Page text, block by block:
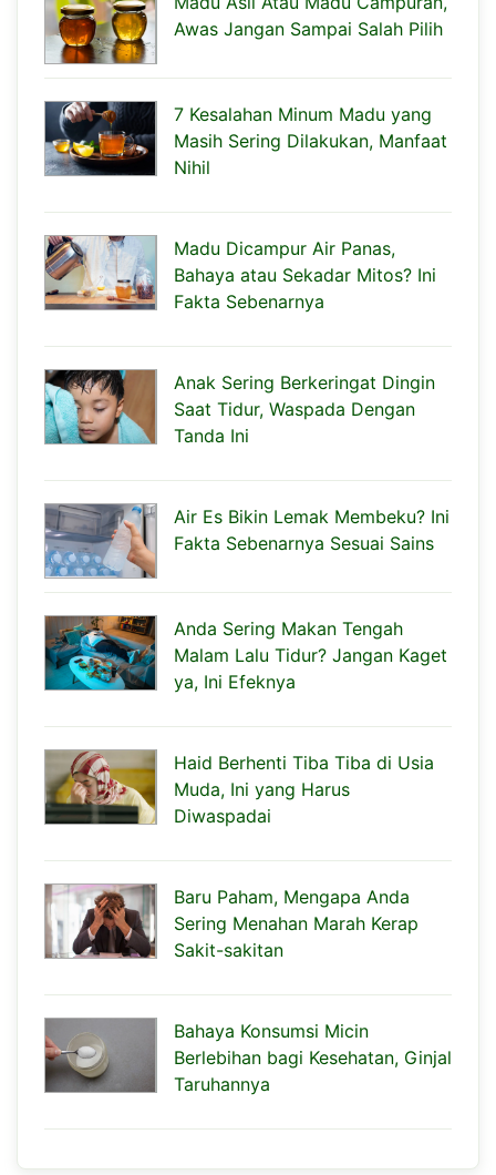
Awas Jangan Sampai Salah Pilih
7 Kesalahan Minum Madu yang
Masih Sering Dilakukan, Manfaat
Nihil
Madu Dicampur Air Panas,
Bahaya atau Sekadar Mitos? Ini
Fakta Sebenarnya
Anak Sering Berkeringat Dingin
Saat Tidur, Waspada Dengan
Tanda Ini
Air Es Bikin Lemak Membeku? Ini
Fakta Sebenarnya Sesuai Sains
Anda Sering Makan Tengah
Malam Lalu Tidur? Jangan Kaget
ya, Ini Efeknya
Haid Berhenti Tiba Tiba di Usia
Muda, Ini yang Harus
Diwaspadai
Baru Paham, Mengapa Anda
Sering Menahan Marah Kerap
Sakit-sakitan
Bahaya Konsumsi Micin
Berlebihan bagi Kesehatan, Ginjal
Taruhannya